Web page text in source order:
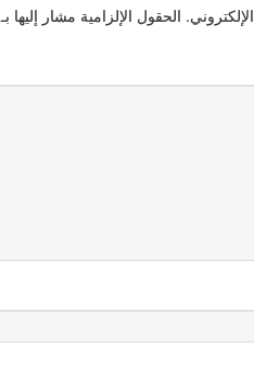
الحقول الإلزامية مشار إليها بـ